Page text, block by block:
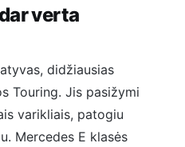
verta
didžiausias
Touring. Jis pasižymi
varikliais, patogiu
Mercedes E klasės